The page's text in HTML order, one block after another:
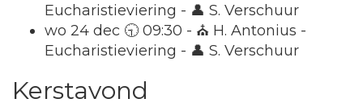
Eucharistieviering - 👤 S. Verschuur
wo 24 dec 🕤 09:30 - ⛪ H. Antonius -
Eucharistieviering - 👤 S. Verschuur
Kerstavond